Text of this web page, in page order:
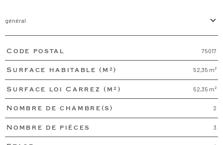
général
TRAD_PAMPERO_Caracteristique
Code postal 75017
Surface habitable (m²) 52,35 m²
Surface loi Carrez (m²) 52,35 m²
Nombre de chambre(s) 2
Nombre de pièces 3